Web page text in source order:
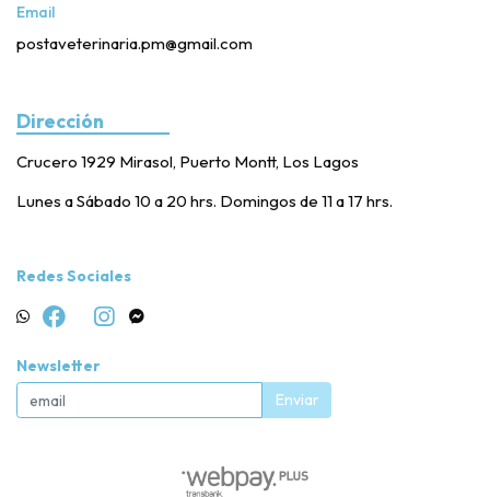
Email
postaveterinaria.pm@gmail.com
Dirección
Crucero 1929 Mirasol, Puerto Montt, Los Lagos
Lunes a Sábado 10 a 20 hrs. Domingos de 11 a 17 hrs.
Redes Sociales
Newsletter
Enviar